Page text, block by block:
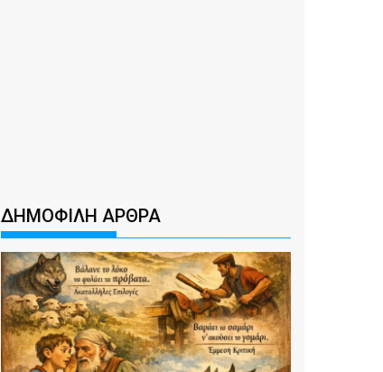
ΔΗΜΟΦΙΛΗ ΑΡΘΡΑ